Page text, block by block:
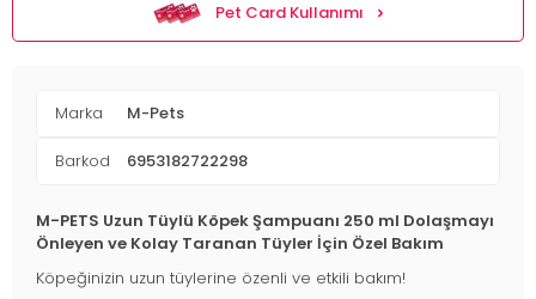
Pet Card Kullanımı
Marka M-Pets
Barkod 6953182722298
M-PETS Uzun Tüylü Köpek Şampuanı 250 ml Dolaşmayı
Önleyen ve Kolay Taranan Tüyler İçin Özel Bakım
Köpeğinizin uzun tüylerine özenli ve etkili bakım!